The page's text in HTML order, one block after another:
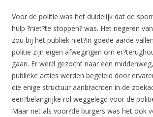
Voor de politie was het duidelijk dat de
hulp ?niet?te stoppen? was. Het negeren
zou bij het publiek niet?in goede aarde
politie zijn eigen afwegingen om
gaan. Er werd gezocht naar een
publieke acties werden begeleid door
die enige structuur aanbrachten in de
een?belangrijke rol weggelegd voor de
Maar net als voor?de burgers was het ook